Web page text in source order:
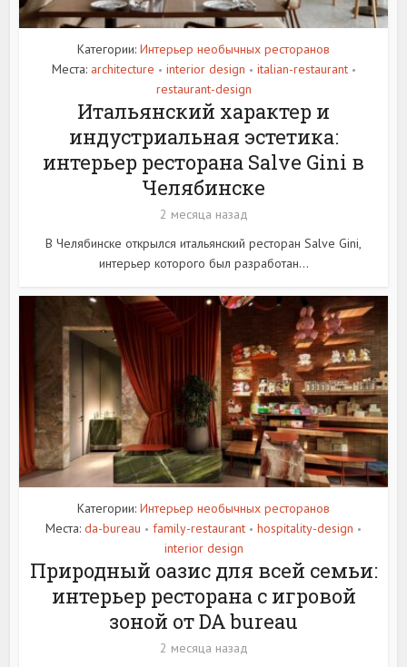
Категории: Интерьер необычных ресторанов
Места: architecture • interior design • italian-restaurant •
restaurant-design
Итальянский характер и
индустриальная эстетика:
интерьер ресторана Salve Gini в
Челябинске
2 месяца назад
В Челябинске открылся итальянский ресторан Salve Gini,
интерьер которого был разработан...
Категории: Интерьер необычных ресторанов
Места: da-bureau • family-restaurant • hospitality-design •
interior design
Природный оазис для всей семьи:
интерьер ресторана с игровой
зоной от DA bureau
2 месяца назад